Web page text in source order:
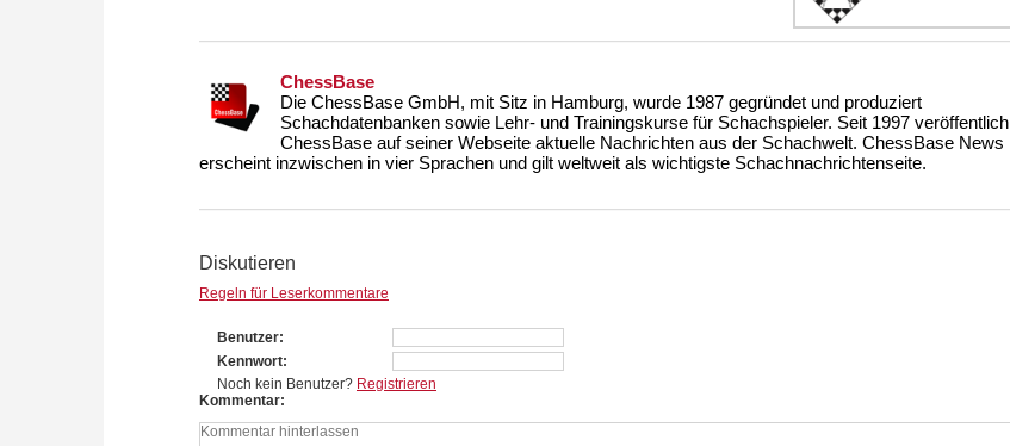
ChessBase
Die ChessBase GmbH, mit Sitz in Hamburg, wurde 1987 gegründet und produziert
Schachdatenbanken sowie Lehr- und Trainingskurse für Schachspieler. Seit 1997 veröffentlich
ChessBase auf seiner Webseite aktuelle Nachrichten aus der Schachwelt. ChessBase News
erscheint inzwischen in vier Sprachen und gilt weltweit als wichtigste Schachnachrichtenseite.
Diskutieren
Regeln für Leserkommentare
Benutzer
Kennwort
Noch kein Benutzer? Registrieren
Kommentar